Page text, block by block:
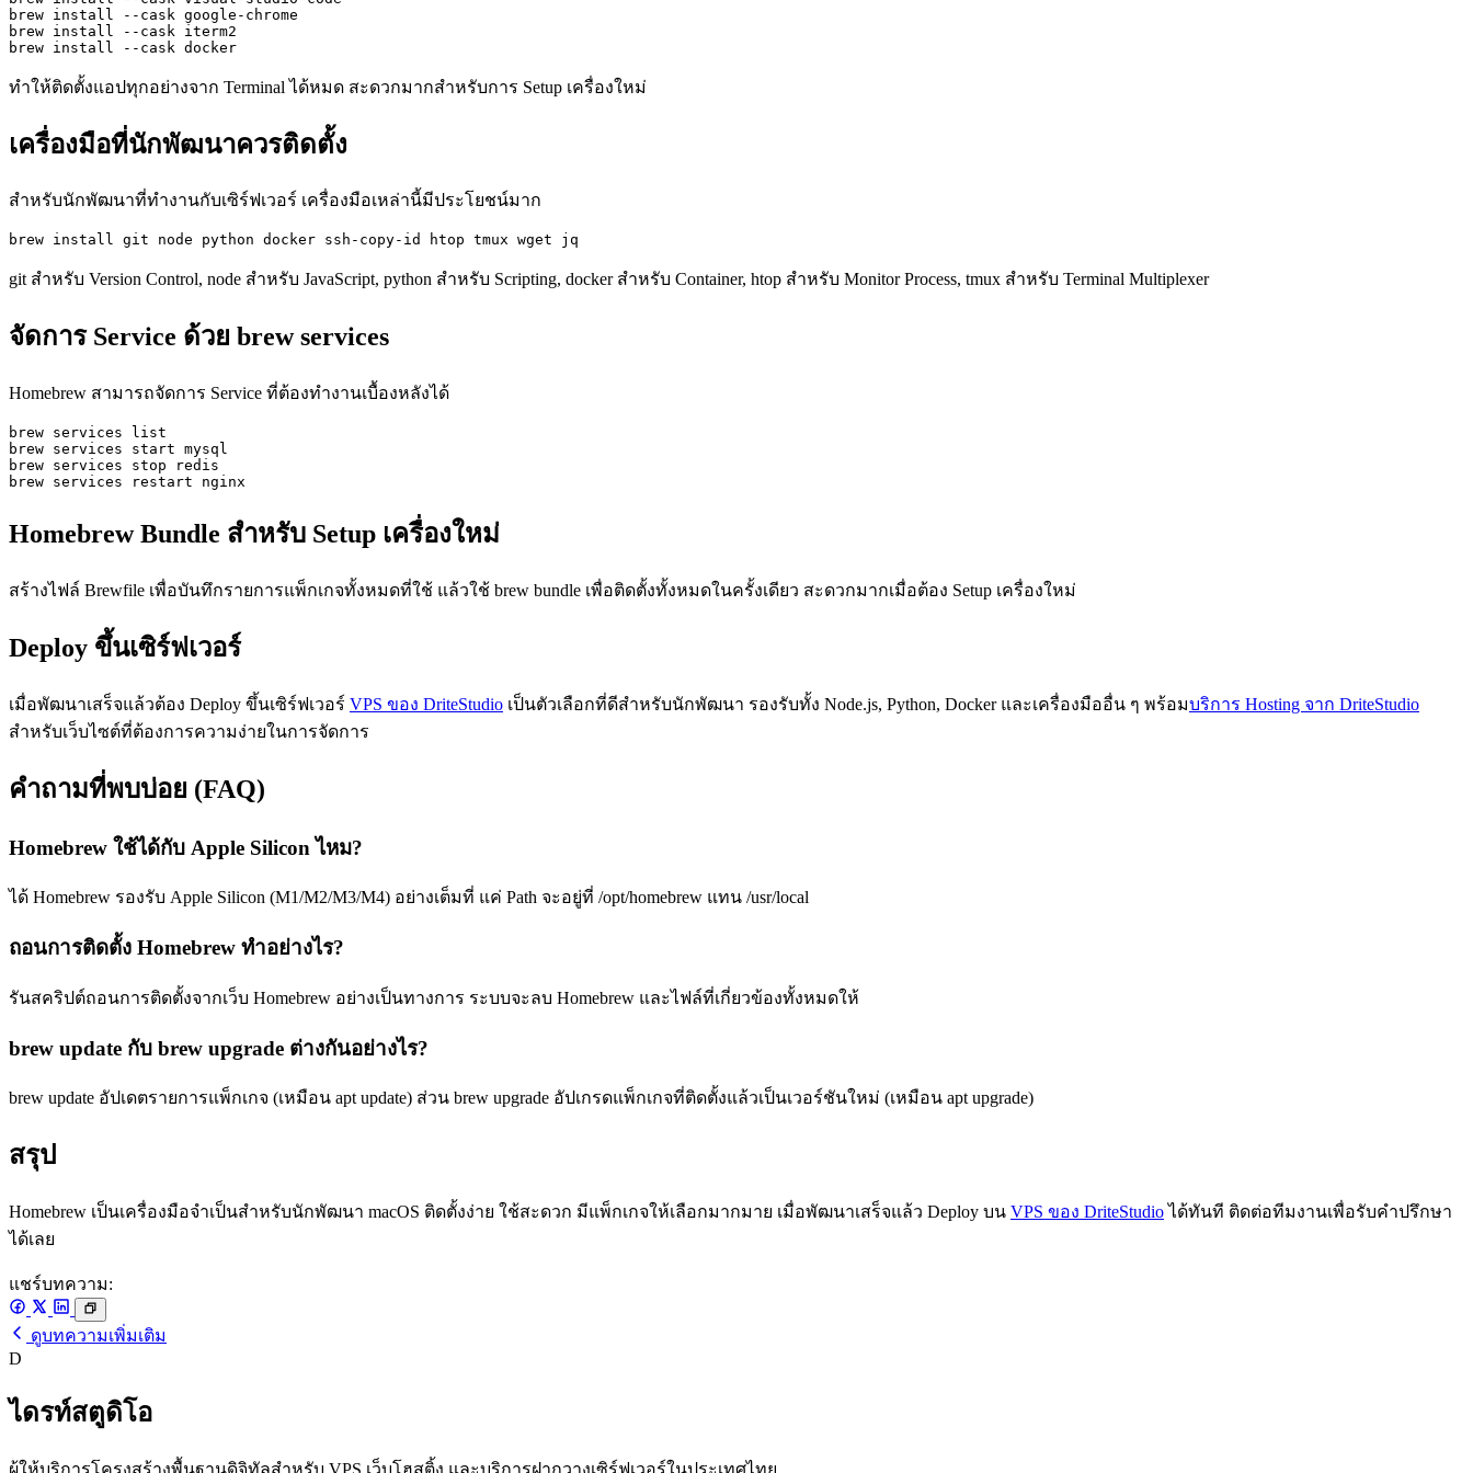
brew install --cask google-chrome
brew install --cask iterm2
brew install --cask docker
ทำให้ติดตั้งแอปทุกอย่างจาก Terminal ได้หมด สะดวกมากสำหรับการ Setup เครื่องใหม่
เครื่องมือที่นักพัฒนาควรติดตั้ง
สำหรับนักพัฒนาที่ทำงานกับเซิร์ฟเวอร์ เครื่องมือเหล่านี้มีประโยชน์มาก
brew install git node python docker ssh-copy-id htop tmux wget jq
git สำหรับ Version Control, node สำหรับ JavaScript, python สำหรับ Scripting, docker สำหรับ Container, htop สำหรับ Monitor Process, tmux สำหรับ Terminal Multiplexer
จัดการ Service ด้วย brew services
Homebrew สามารถจัดการ Service ที่ต้องทำงานเบื้องหลังได้
brew services list
brew services start mysql
brew services stop redis
brew services restart nginx
Homebrew Bundle สำหรับ Setup เครื่องใหม่
สร้างไฟล์ Brewfile เพื่อบันทึกรายการแพ็กเกจทั้งหมดที่ใช้ แล้วใช้ brew bundle เพื่อติดตั้งทั้งหมดในครั้งเดียว สะดวกมากเมื่อต้อง Setup เครื่องใหม่
Deploy ขึ้นเซิร์ฟเวอร์
เมื่อพัฒนาเสร็จแล้วต้อง Deploy ขึ้นเซิร์ฟเวอร์ VPS ของ DriteStudio เป็นตัวเลือกที่ดีสำหรับนักพัฒนา รองรับทั้ง Node.js, Python, Docker และเครื่องมืออื่น ๆ พร้อมบริการ Hosting จาก DriteStudio
สำหรับเว็บไซต์ที่ต้องการความง่ายในการจัดการ
คำถามที่พบบ่อย (FAQ)
Homebrew ใช้ได้กับ Apple Silicon ไหม?
ได้ Homebrew รองรับ Apple Silicon (M1/M2/M3/M4) อย่างเต็มที่ แค่ Path จะอยู่ที่ /opt/homebrew แทน /usr/local
ถอนการติดตั้ง Homebrew ทำอย่างไร?
รันสคริปต์ถอนการติดตั้งจากเว็บ Homebrew อย่างเป็นทางการ ระบบจะลบ Homebrew และไฟล์ที่เกี่ยวข้องทั้งหมดให้
brew update กับ brew upgrade ต่างกันอย่างไร?
brew update อัปเดตรายการแพ็กเกจ (เหมือน apt update) ส่วน brew upgrade อัปเกรดแพ็กเกจที่ติดตั้งแล้วเป็นเวอร์ชันใหม่ (เหมือน apt upgrade)
สรุป
Homebrew เป็นเครื่องมือจำเป็นสำหรับนักพัฒนา macOS ติดตั้งง่าย ใช้สะดวก มีแพ็กเกจให้เลือกมากมาย เมื่อพัฒนาเสร็จแล้ว Deploy บน VPS ของ DriteStudioได้ทันที ติดต่อทีมงานเพื่อรับคำปรึกษา
ได้เลย
แชร์บทความ:
ดูบทความเพิ่มเติม
D
ไดรท์สตูดิโอ